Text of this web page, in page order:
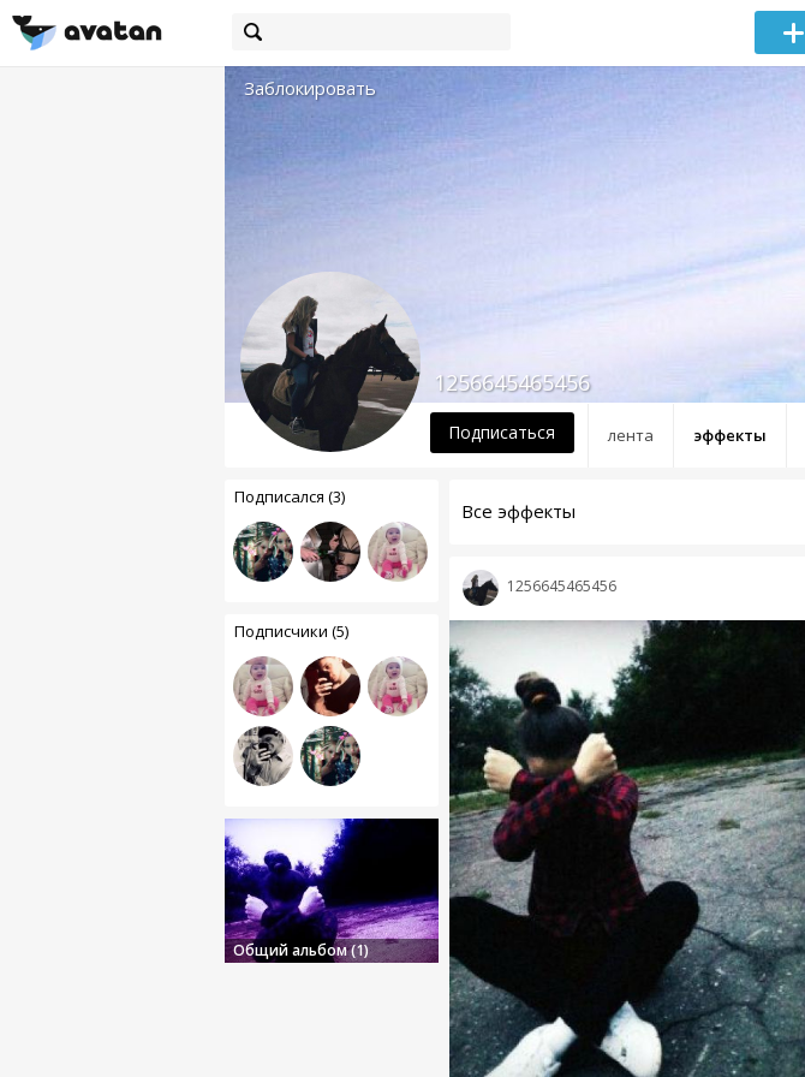
Заблокировать
лента эффекты
1256645465456
Подписаться
Подписался (3)
Подписчики (5)
Общий альбом (1)
Все эффекты
1256645465456